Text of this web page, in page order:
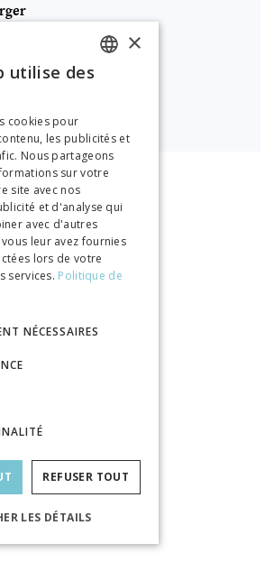
Robert Tiphaine
Alphil
9782889303823
528
1 sept. 2021
ITALIAN
×
utilise des
cookies pour
les publicités et
Nous partageons
sur votre
site avec nos
et d'analyse qui
avec d'autres
leur avez fournies
lors de votre
services. Politique de
NÉCESSAIRES
REFUSER TOUT
LES DÉTAILS